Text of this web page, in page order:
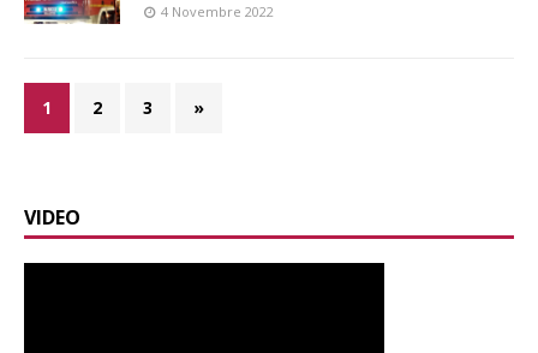
4 Novembre 2022
1 2 3 »
VIDEO